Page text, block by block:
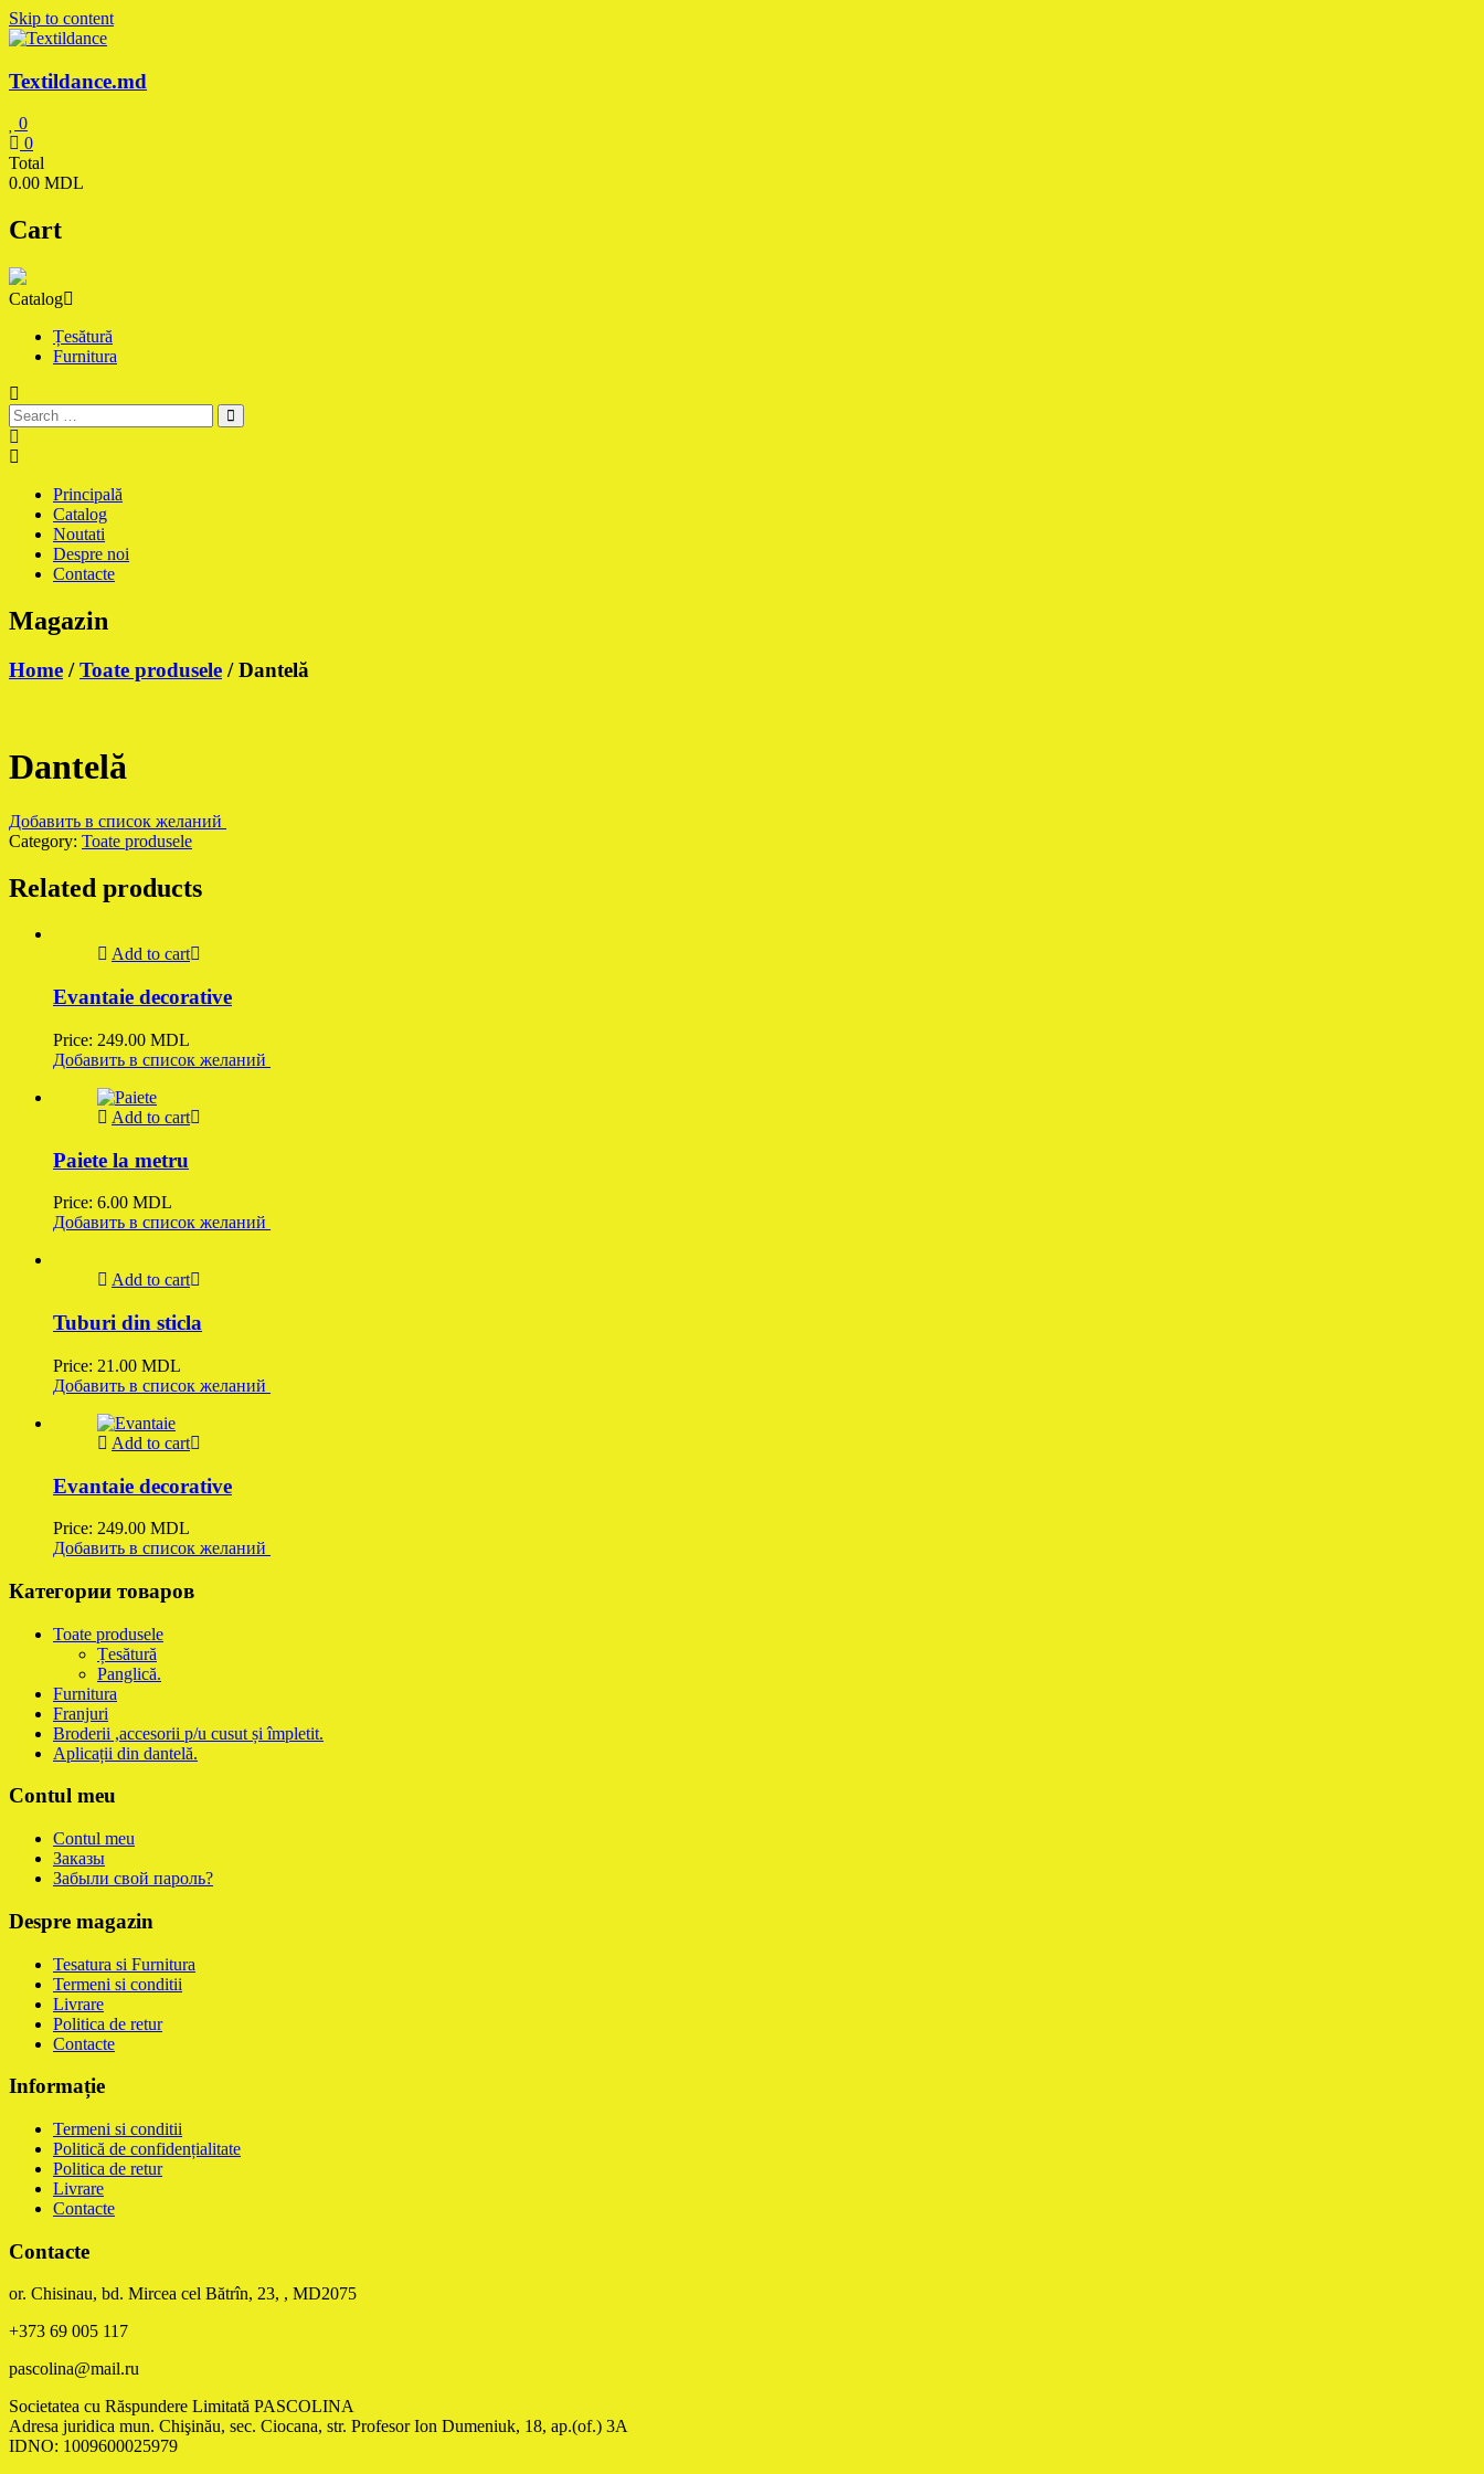
Skip to content
Textildance.md
0
0
Total
0.00 MDL
Cart
Catalog
Țesătură
Furnitura
Principală
Catalog
Noutati
Despre noi
Contacte
Magazin
Home /Toate produsele / Dantelă
Dantelă
Добавить в список желаний
Category: Toate produsele
Related products
Add to cart
Evantaie decorative
Price: 249.00 MDL
Добавить в список желаний
Add to cart
Paiete la metru
Price: 6.00 MDL
Добавить в список желаний
Add to cart
Tuburi din sticla
Price: 21.00 MDL
Добавить в список желаний
Add to cart
Evantaie decorative
Price: 249.00 MDL
Добавить в список желаний
Категории товаров
Toate produsele
Țesătură
Panglică.
Furnitura
Franjuri
Broderii ,accesorii p/u cusut și împletit.
Aplicații din dantelă.
Contul meu
Contul meu
Заказы
Забыли свой пароль?
Despre magazin
Tesatura si Furnitura
Termeni si conditii
Livrare
Politica de retur
Contacte
Informație
Termeni si conditii
Politică de confidențialitate
Politica de retur
Livrare
Contacte
Contacte
or. Chisinau, bd. Mircea cel Bătrîn, 23, , MD2075
+373 69 005 117
pascolina@mail.ru
Societatea cu Răspundere Limitată PASCOLINA
Adresa juridica mun. Chişinău, sec. Ciocana, str. Profesor Ion Dumeniuk, 18, ap.(of.) 3A
IDNO: 1009600025979